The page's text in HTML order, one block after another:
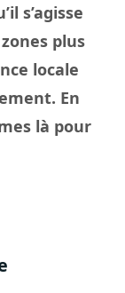
s’agisse
plus
locale
En
là pour